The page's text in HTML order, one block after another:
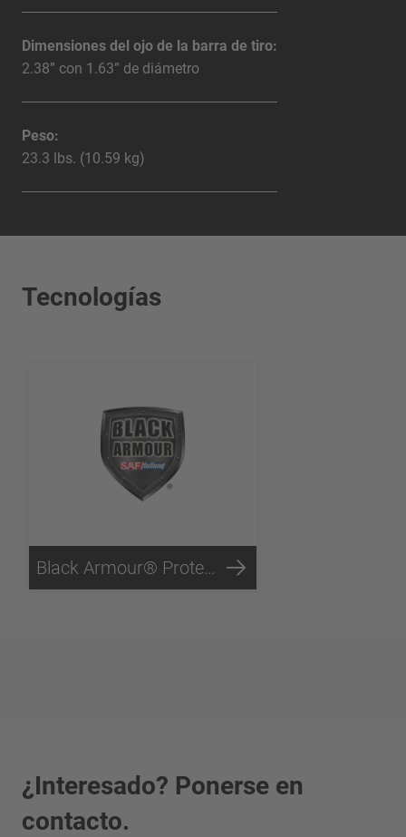
Dimensiones del ojo de la barra de tiro:
2.38” con 1.63” de diámetro
Peso:
23.3 lbs. (10.59 kg)
Tecnologías
Black Armour® Protección contra la corrosión
¿Interesado? Ponerse en
contacto.